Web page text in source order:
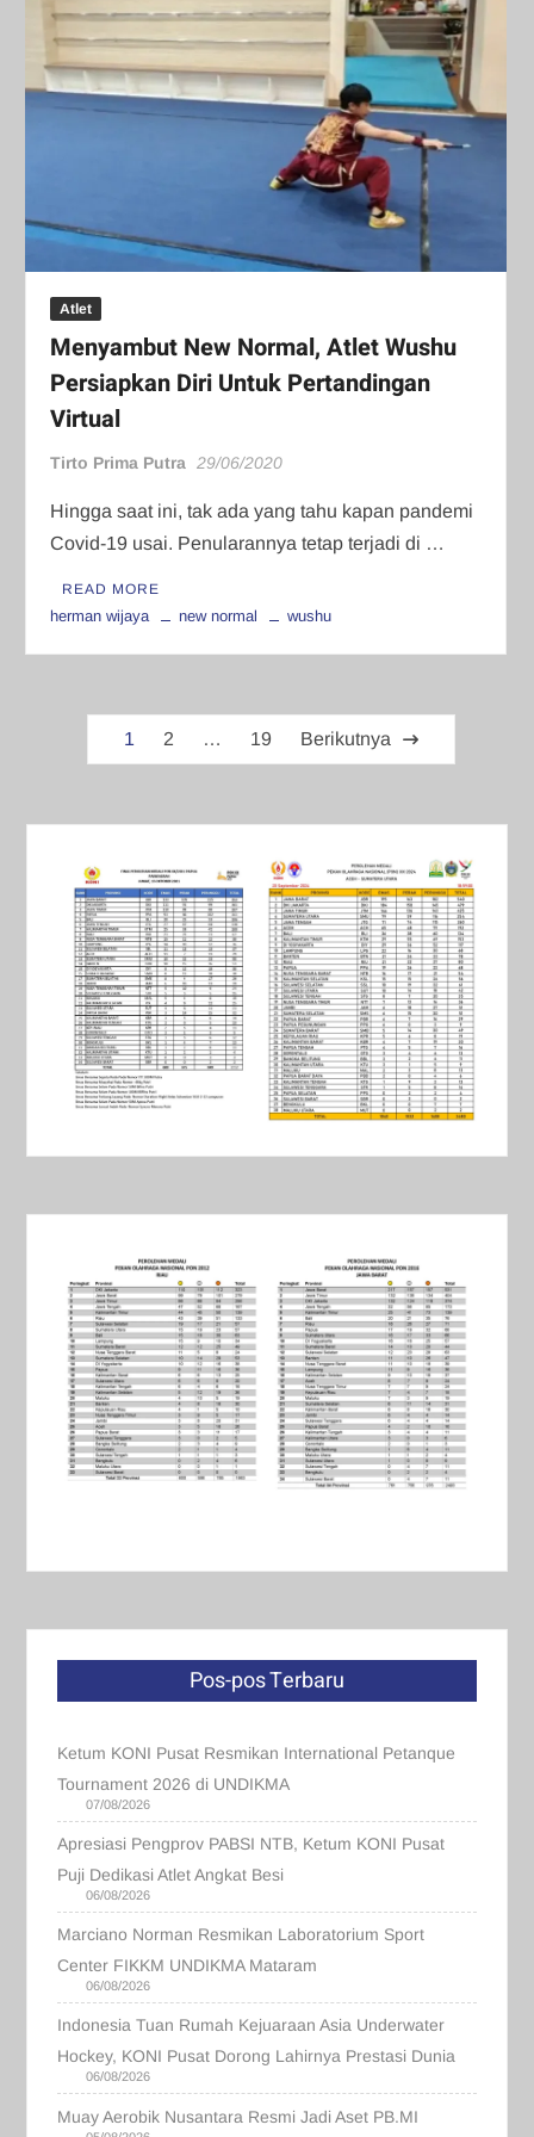
Atlet
Menyambut New Normal, Atlet Wushu
Persiapkan Diri Untuk Pertandingan
Virtual
Tirto Prima Putra 29/06/2020
Hingga saat ini, tak ada yang tahu kapan pandemi
Covid-19 usai. Penularannya tetap terjadi di …
READ MORE
herman wijaya new normal wushu
Paginasi
1 2 … 19 Berikutnya
Pos-pos Terbaru
Ketum KONI Pusat Resmikan International Petanque
Tournament 2026 di UNDIKMA
07/08/2026
Apresiasi Pengprov PABSI NTB, Ketum KONI Pusat
Puji Dedikasi Atlet Angkat Besi
06/08/2026
Marciano Norman Resmikan Laboratorium Sport
Center FIKKM UNDIKMA Mataram
06/08/2026
Indonesia Tuan Rumah Kejuaraan Asia Underwater
Hockey, KONI Pusat Dorong Lahirnya Prestasi Dunia
06/08/2026
Muay Aerobik Nusantara Resmi Jadi Aset PB.MI